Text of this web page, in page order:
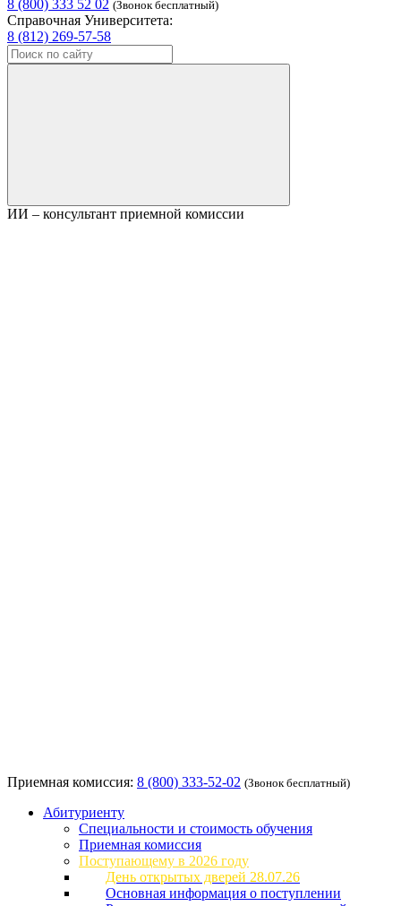
8 (800) 333 52 02 (Звонок бесплатный)
Справочная Университета:
8 (812) 269-57-58
ИИ – консультант приемной комиссии
Приемная комиссия: 8 (800) 333-52-02 (Звонок бесплатный)
Абитуриенту
Специальности и стоимость обучения
Приемная комиссия
Поступающему в 2026 году
День открытых дверей 28.07.26
Основная информация о поступлении